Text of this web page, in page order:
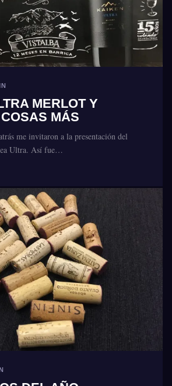
MERLOT Y
MÁS
me invitaron a la presentación del
Ultra. Así fue…